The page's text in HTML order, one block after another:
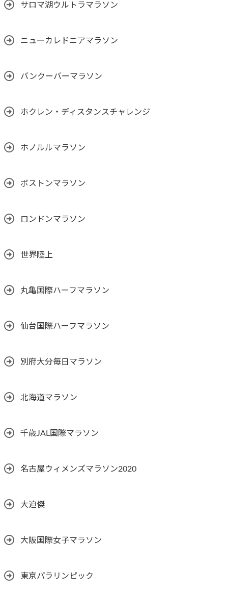
サロマ湖ウルトラマラソン
ニューカレドニアマラソン
バンクーバーマラソン
ホクレン・ディスタンスチャレンジ
ホノルルマラソン
ボストンマラソン
ロンドンマラソン
世界陸上
丸亀国際ハーフマラソン
仙台国際ハーフマラソン
別府大分毎日マラソン
北海道マラソン
千歳JAL国際マラソン
名古屋ウィメンズマラソン2020
大迫傑
大阪国際女子マラソン
東京パラリンピック